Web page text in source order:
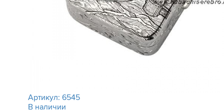
Артикул: 6545
В наличии